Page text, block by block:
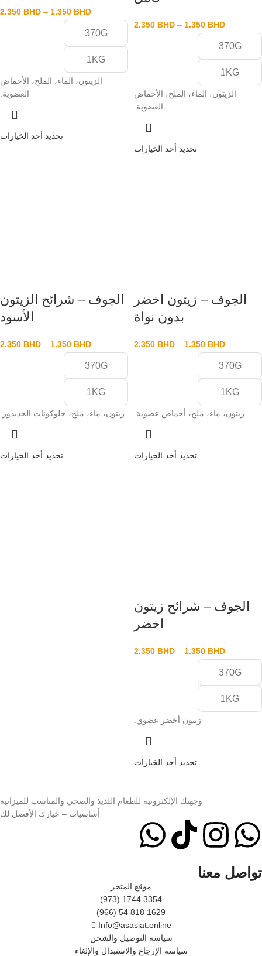
1.350 BHD
–
2.350 BHD
370G
1KG
الزيتون، الماء، الملح، الأحماض
العضوية.
تحديد أحد الخيارات
1.350 BHD
–
2.350 BHD
370G
1KG
الزيتون، الماء، الملح، الأحماض
العضوية.
تحديد أحد الخيارات
الجوف – زيتون اخضر
بدون نواة
1.350 BHD
–
2.350 BHD
370G
1KG
زيتون، ماء، ملح، أحماض عضوية.
تحديد أحد الخيارات
الجوف – شرائح الزيتون
الأسود
1.350 BHD
–
2.350 BHD
370G
1KG
زيتون، ماء، ملح، جلوكونات الحديدوز.
تحديد أحد الخيارات
الجوف – شرائح زيتون
اخضر
1.350 BHD
–
2.350 BHD
370G
1KG
زيتون أخضر عضوي.
تحديد أحد الخيارات
وجهتك الإلكترونية للطعام اللذيذ والصحي والمناسب للميزانية
أساسيات – خيارك الأفضل لك
تواصل معنا
موقع المتجر
(973) 1744 3354
(966) 54 818 1629
Info@asasiat.online
سياسة التوصيل والشحن
سياسة الإرجاع والاستبدال والإلغاء